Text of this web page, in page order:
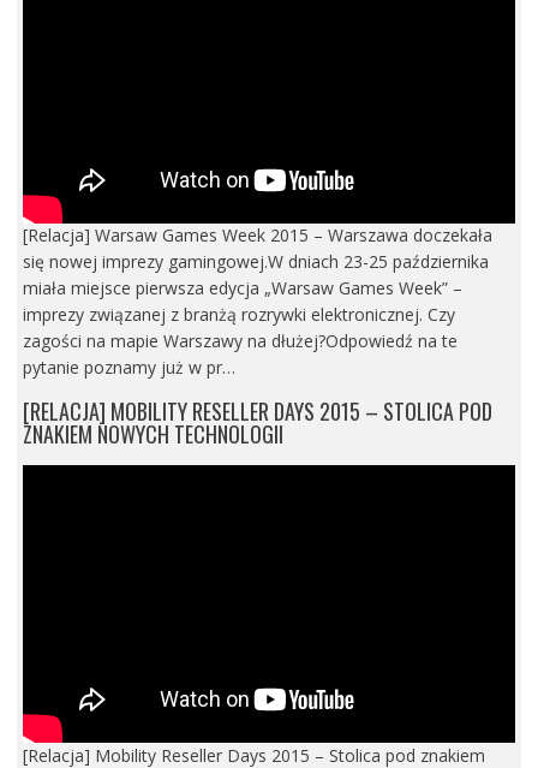
[Relacja] Warsaw Games Week 2015 – Warszawa doczekała
się nowej imprezy gamingowej.W dniach 23-25 października
miała miejsce pierwsza edycja „Warsaw Games Week” –
imprezy związanej z branżą rozrywki elektronicznej. Czy
zagości na mapie Warszawy na dłużej?Odpowiedź na te
pytanie poznamy już w pr…
[RELACJA] MOBILITY RESELLER DAYS 2015 – STOLICA POD
ZNAKIEM NOWYCH TECHNOLOGII
[Relacja] Mobility Reseller Days 2015 – Stolica pod znakiem